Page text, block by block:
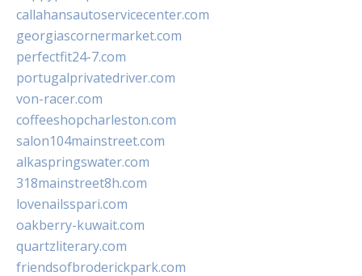
callahansautoservicecenter.com
georgiascornermarket.com
perfectfit24-7.com
portugalprivatedriver.com
von-racer.com
coffeeshopcharleston.com
salon104mainstreet.com
alkaspringswater.com
318mainstreet8h.com
lovenailsspari.com
oakberry-kuwait.com
quartzliterary.com
friendsofbroderickpark.com